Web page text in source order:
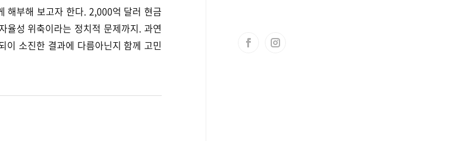
해부해 보고자 한다. 2,000억 달러 현금
성 위축이라는 정치적 문제까지. 과연
이 소진한 결과에 다름아닌지 함께 고민